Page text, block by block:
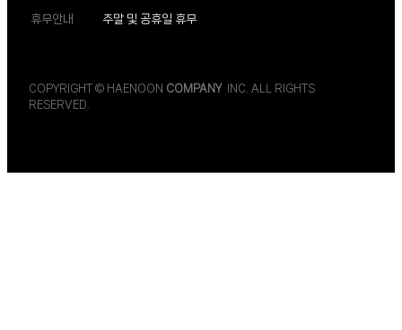
휴무안내 주말 및 공휴일 휴무
COPYRIGHT © HAENOON COMPANYINC. ALL RIGHTS
RESERVED.